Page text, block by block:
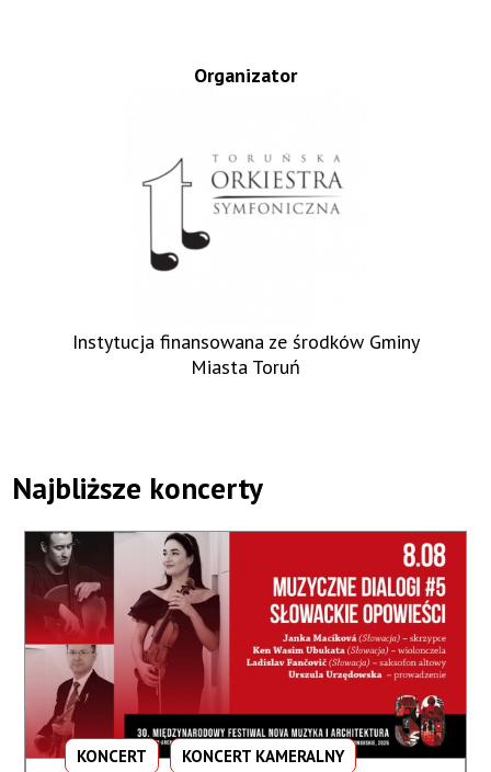
Organizator
Instytucja finansowana ze środków Gminy
Miasta Toruń
Najbliższe koncerty
KONCERT KONCERT KAMERALNY